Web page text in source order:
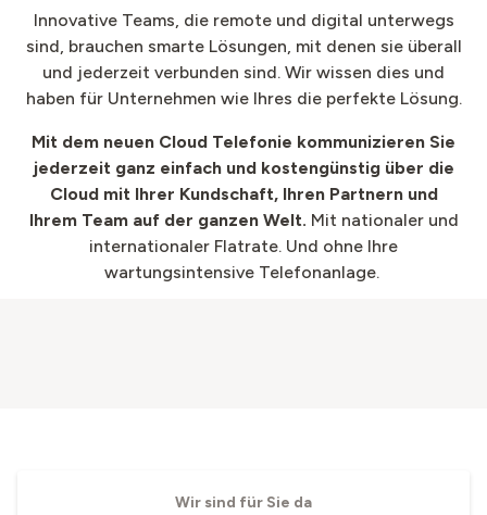
Innovative Teams, die remote und digital unterwegs
sind, brauchen smarte Lösungen, mit denen sie überall
und jederzeit verbunden sind. Wir wissen dies und
haben für Unternehmen wie Ihres die perfekte Lösung.
Mit dem neuen Cloud Telefonie kommunizieren Sie
jederzeit ganz einfach und kostengünstig über die
Cloud mit Ihrer Kundschaft, Ihren Partnern und
Ihrem Team auf der ganzen Welt. Mit nationaler und
internationaler Flatrate. Und ohne Ihre
wartungsintensive Telefonanlage. ​
Wir sind für Sie da